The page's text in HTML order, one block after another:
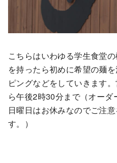
こちらはいわゆる学生食堂
を持ったら初めに希望の麺
ピングなどをしていきます
ら午後2時30分まで（オーダ
日曜日はお休みなのでご注
す。）